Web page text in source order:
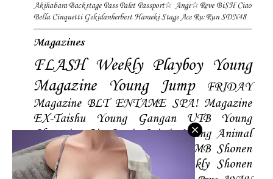
Akihabara Backstage Pass Palet Passport☆ Ange☆Reve BiSH Ciao
Bella Cinquetti Gekidanherbest Haraeki Stage Ace Ru:Run SDN48
Magazines
FLASH Weekly Playboy Young
Magazine
Young Jump
FRIDAY
Magazine BLT ENTAME SPA! Magazine
EX-Taishu
Young Gangan UTB
Young
Champion Big Comic Spirtis Young Animal
Shonen Magazine
BUBKA BOMB Shonen
Champion
Manga Action
Weekly Shonen